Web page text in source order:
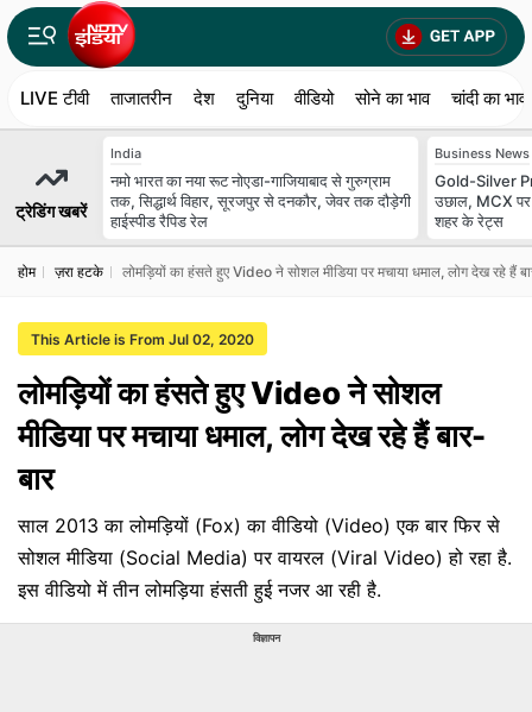
LIVE टीवी ताजातरीन देश दुनिया वीडियो सोने का भाव चांदी का भाव
ट्रेडिंग खबरें
India
नमो भारत का नया रूट नोएडा-गाजियाबाद से गुरुग्राम
तक, सिद्धार्थ विहार, सूरजपुर से दनकौर, जेवर तक दौड़ेगी
हाईस्पीड रैपिड रेल
Business News
Gold-Silver
उछाल, MCX पर
शहर के रेट्स
होम ज़रा हटके लोमड़ियों का हंसते हुए Video ने सोशल मीडिया पर मचाया धमाल, लोग देख रहे हैं
This Article is From Jul 02, 2020
लोमड़ियों का हंसते हुए Video ने सोशल
मीडिया पर मचाया धमाल, लोग देख रहे हैं बार-
बार
साल 2013 का लोमड़ियों (Fox) का वीडियो (Video) एक बार फिर से
सोशल मीडिया (Social Media) पर वायरल (Viral Video) हो रहा है.
इस वीडियो में तीन लोमड़िया हंसती हुई नजर आ रही है.
विज्ञापन